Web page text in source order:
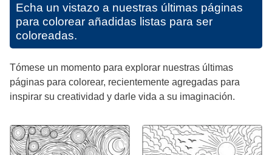
Echa un vistazo a nuestras últimas páginas
para colorear añadidas listas para ser
coloreadas.
Tómese un momento para explorar nuestras últimas
páginas para colorear, recientemente agregadas para
inspirar su creatividad y darle vida a su imaginación.